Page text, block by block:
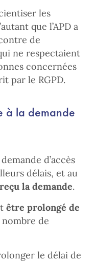
les
que l’APD a
de
ne respectaient
concernées
par le RGPD.
à la demande
d’accès
délais, et au
la demande.
être prolongé de
de
le délai de